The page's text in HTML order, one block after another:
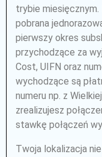
trybie
pobrana
pierwszy okres
przychodzące za
Cost, UIFN oraz
wychodzące są
numeru np. z
zrealizujesz
stawkę połączeń
Twoja lokalizacja